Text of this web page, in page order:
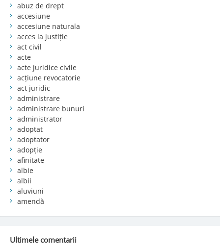
abuz de drept
accesiune
accesiune naturala
acces la justiție
act civil
acte
acte juridice civile
acțiune revocatorie
act juridic
administrare
administrare bunuri
administrator
adoptat
adoptator
adopție
afinitate
albie
albii
aluviuni
amendă
Ultimele comentarii